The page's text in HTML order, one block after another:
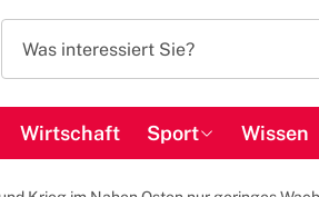
Wirtschaft Sport Wissen